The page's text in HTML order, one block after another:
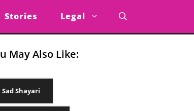
Stories Legal
May Also Like:
Sad Shayari